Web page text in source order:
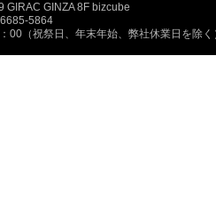
GINZA 8F bizcube
5864
00（祝祭日、年末年始、弊社休業日を除く